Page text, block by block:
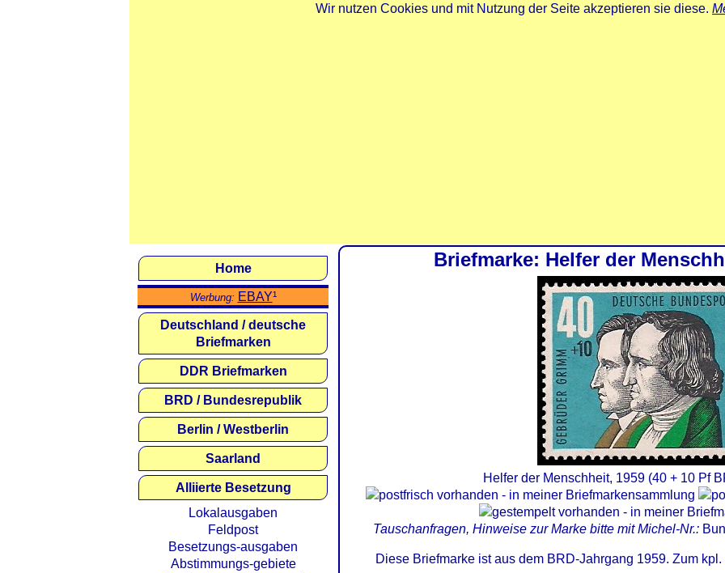
Wir nutzen Cookies und mit Nutzung der Seite akzeptieren sie diese.
Briefmarke: Helfer der
Helfer der Menschheit, 1959 (40 + 10 Pf
Tauschanfragen, Hinweise zur Marke bitte mit Michel-Nr.:
Diese Briefmarke ist aus dem BRD-Jahrgang 1959. Zum kpl.
Home
Werbung: EBAY¹
Deutschland / deutsche
Briefmarken
DDR Briefmarken
BRD / Bundesrepublik
Berlin / Westberlin
Saarland
Alliierte Besetzung
Lokalausgaben
Feldpost
Besetzungs-ausgaben
Abstimmungs-gebiete